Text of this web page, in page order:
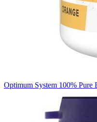
Optimum System 100%